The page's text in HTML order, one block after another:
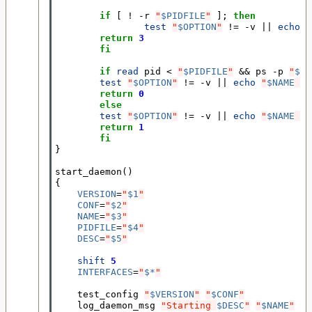
if [ ! -r " $PIDFILE " ] ;
then
test
" $OPTION " != -v echo
return
3
fi
if read pid < " $PIDFILE " && ps -p "
test
" $OPTION " != -v echo " $NAME
return
0
else
test
" $OPTION " != -v echo " $NAME
return
1
fi
}
start_daemon ()
{
VERSION=" $1 "
CONF=" $2 "
NAME=" $3 "
PIDFILE=" $4"
DESC=" $5 "
shift
5
INTERFACES=" $* "
    test_config
" $VERSION " " $CONF "
    log_daemon_msg
"Starting $DESC " " $NAME "